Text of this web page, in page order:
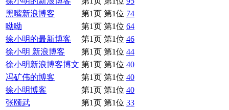
黑嘴新浪博客
第1页 第1位 74
呦呦
第1页 第1位 64
徐小明的最新博客
第1页 第1位 46
徐小明 新浪博客
第1页 第1位 44
徐小明新浪博客博文 第1页 第1位 40
冯矿伟的博客
第1页 第1位 40
徐小明博客
第1页 第1位 40
张颐武
第1页 第1位 33